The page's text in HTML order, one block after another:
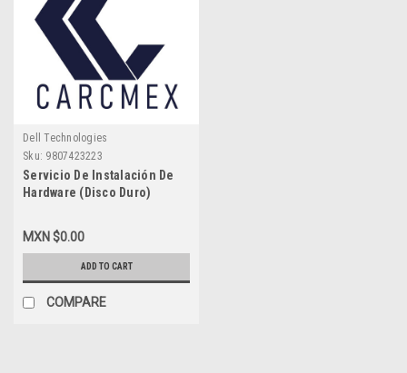
Dell Technologies
Sku: 9807423223
Servicio De Instalación De
Hardware (Disco Duro)
Carcmex-Mty
MXN $0.00
ADD TO CART
COMPARE